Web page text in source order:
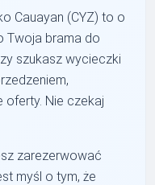
Cauayan (CYZ) to o
Twoja brama do
szukasz wycieczki
oferty. Nie czekaj
zarezerwować
myśl o tym, że